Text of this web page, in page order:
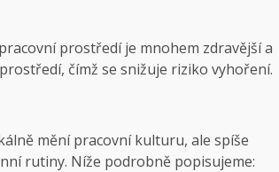
prostředí je mnohem zdravější a
čímž se snižuje riziko vyhoření.
mění pracovní kulturu, ale spíše
rutiny. Níže podrobně popisujeme: